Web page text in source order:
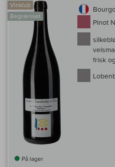
Vinklub
Begrænset
Pinot
frisk
På lager